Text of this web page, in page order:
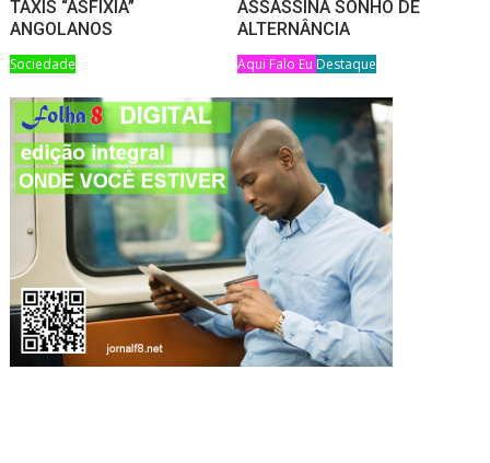
TAXIS “ASFIXIA”
ANGOLANOS
Sociedade
ASSASSINA SONHO DE
ALTERNÂNCIA
Aqui Falo Eu Destaque